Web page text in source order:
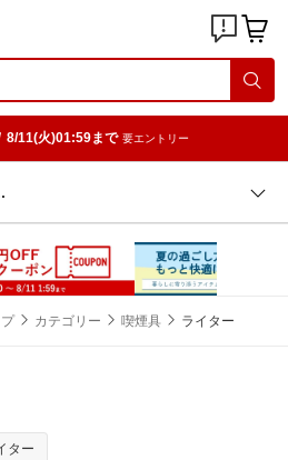
8/11(火)01:59まで 要エントリー
カテゴリー 喫煙具 ライター
ター